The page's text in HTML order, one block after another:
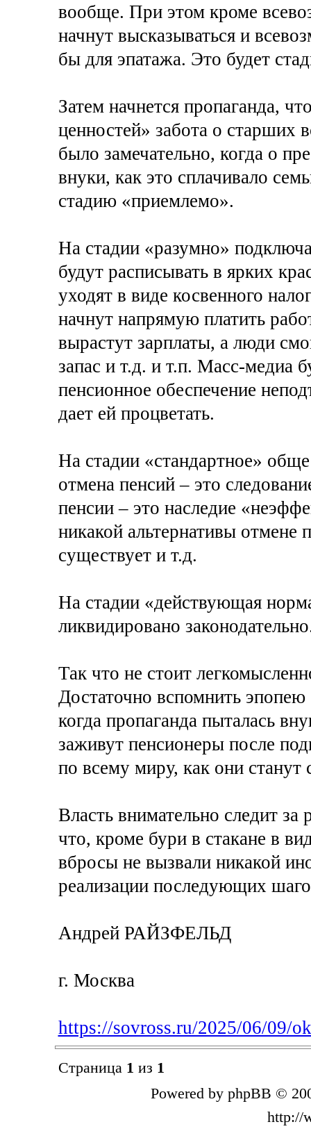
вообще. При этом кроме
начнут высказываться и
бы для эпатажа. Это будет
Затем начнется пропаганда,
ценностей» забота о старших
было замечательно, когда о
внуки, как это сплачивало
стадию «приемлемо».
На стадии «разумно»
будут расписывать в ярких
уходят в виде косвенного
начнут напрямую платить
вырастут зарплаты, а люди
запас и т.д. и т.п. Масс-медиа
пенсионное обеспечение
дает ей процветать.
На стадии «стандартное»
отмена пенсий – это
пенсии – это наследие
никакой альтернативы отмене
существует и т.д.
На стадии «действующая
ликвидировано
Так что не стоит
Достаточно вспомнить
когда пропаганда пыталась
заживут пенсионеры после
по всему миру, как они
Власть внимательно следит
что, кроме бури в стакане в
вбросы не вызвали никакой
реализации последующих
Андрей РАЙЗФЕЛЬД
г. Москва
https://sovross.ru/2025/06/09/
Страница 1 из 1
Powered by phpBB ©
http://